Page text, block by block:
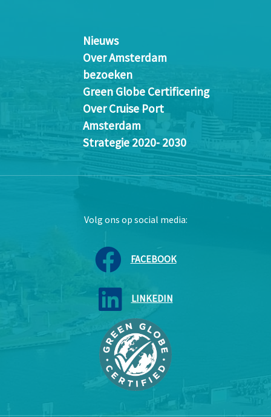
Nieuws
Over Amsterdam
bezoeken
Green Globe Certificering
Over Cruise Port
Amsterdam
Strategie 2020- 2030
Volg ons op social media:
FACEBOOK
LINKEDIN